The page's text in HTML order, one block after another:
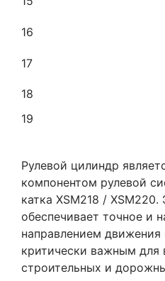
16
17
18
19
Рулевой цилиндр
компонентом рулевой
катка XSM218 /
обеспечивает точное и
направлением движения
критически важным для
строительных и